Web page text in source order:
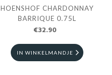
HOENSHOF CHARDONNAY
BARRIQUE 0.75L
€32.90
IN WINKELMANDJE